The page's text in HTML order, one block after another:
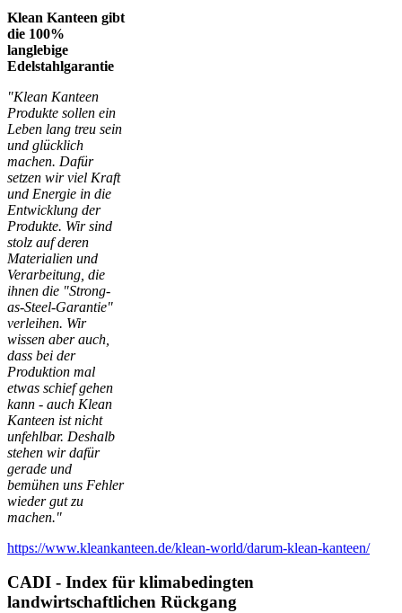
Klean Kanteen gibt
die 100%
langlebige
Edelstahlgarantie
"Klean Kanteen
Produkte sollen ein
Leben lang treu sein
und glücklich
machen. Dafür
setzen wir viel Kraft
und Energie in die
Entwicklung der
Produkte. Wir sind
stolz auf deren
Materialien und
Verarbeitung, die
ihnen die "Strong-
as-Steel-Garantie"
verleihen. Wir
wissen aber auch,
dass bei der
Produktion mal
etwas schief gehen
kann - auch Klean
Kanteen ist nicht
unfehlbar. Deshalb
stehen wir dafür
gerade und
bemühen uns Fehler
wieder gut zu
machen."
https://www.kleankanteen.de/klean-world/darum-klean-kanteen/
CADI - Index für klimabedingten
landwirtschaftlichen Rückgang